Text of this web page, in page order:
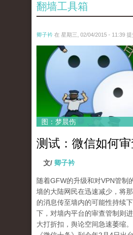
翻墙工具箱
卿子衿 在 星期三, 02/04/2015 - 11:39 提
untitled.jpg
图：梦晨伤
测试：微信如何
文/ 卿子衿
随着GFW的升级和对VPN管制
墙的大陆网民在迅速减少，将
的消息传至墙内的可能性持续
下，对墙内平台的审查管制则
大打折扣，舆论空间急速萎缩